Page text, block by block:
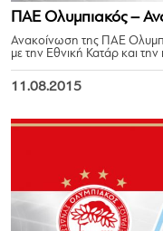
ΠΑΕ Ολυμπιακός –
Ανακοίνωση της ΠΑΕ
με την Εθνική Κατάρ και
11.08.2015